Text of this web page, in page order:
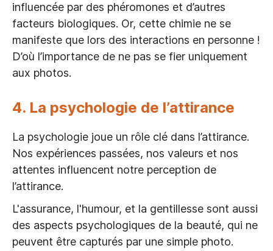
influencée par des phéromones et d’autres
facteurs biologiques. Or, cette chimie ne se
manifeste que lors des interactions en personne !
D’où l’importance de ne pas se fier uniquement
aux photos.
4. La psychologie de l’attirance
La psychologie joue un rôle clé dans l’attirance.
Nos expériences passées, nos valeurs et nos
attentes influencent notre perception de
l’attirance.
L'assurance, l'humour, et la gentillesse sont aussi
des aspects psychologiques de la beauté, qui ne
peuvent être capturés par une simple photo.